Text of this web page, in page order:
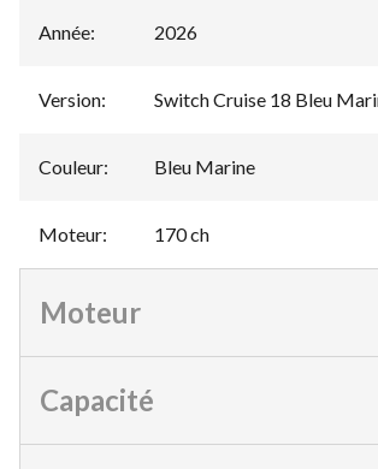
Année: 2026
Version: Switch Cruise 18 Bleu
Couleur: Bleu Marine
Moteur: 170 ch
Moteur
Capacité